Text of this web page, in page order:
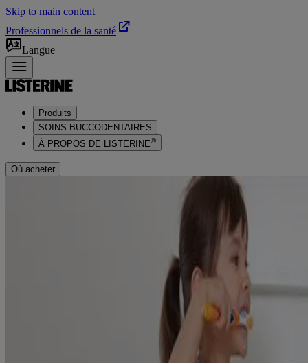
Skip to main content
Professionnels de la santé
Langue
Produits
SOINS BUCCODENTAIRES
À PROPOS DE LISTERINE®
Où acheter